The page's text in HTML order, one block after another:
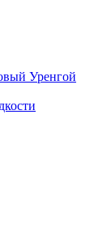
Уренгой